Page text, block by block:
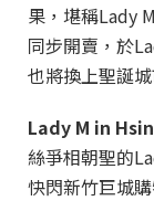
果，堪稱Lady
同步開賣，於
也將換上聖誕
Lady M in
絲爭相朝聖的
快閃新竹巨城